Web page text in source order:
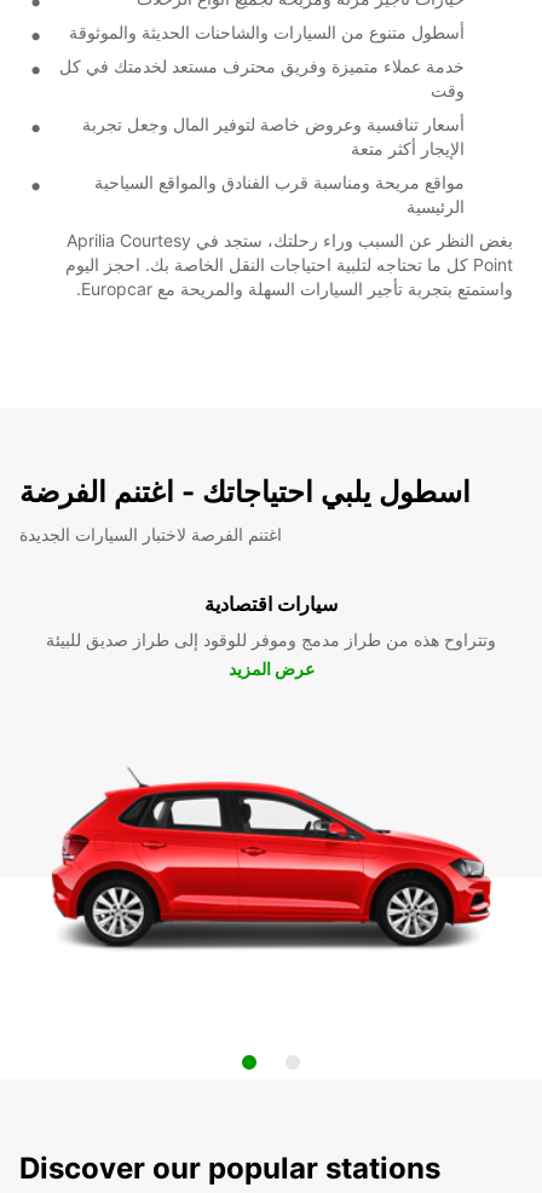
أسطول متنوع من السيارات والشاحنات الحديثة والموثوقة
خدمة عملاء متميزة وفريق محترف مستعد لخدمتك في كل
وقت
أسعار تنافسية وعروض خاصة لتوفير المال وجعل تجربة
الإيجار أكثر متعة
مواقع مريحة ومناسبة قرب الفنادق والمواقع السياحية
الرئيسية
بغض النظر عن السبب وراء رحلتك، ستجد في Aprilia Courtesy
Point كل ما تحتاجه لتلبية احتياجات النقل الخاصة بك. احجز اليوم
واستمتع بتجربة تأجير السيارات السهلة والمريحة مع Europcar.
اسطول يلبي احتياجاتك - اغتنم الفرضة
اغتنم الفرصة لاختبار السيارات الجديدة
سيارات اقتصادية
وتتراوح هذه من طراز مدمج وموفر للوقود إلى طراز صديق للبيئة
عرض المزيد
Discover our popular stations